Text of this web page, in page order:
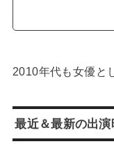
2010年代も女優と
最近＆最新の出